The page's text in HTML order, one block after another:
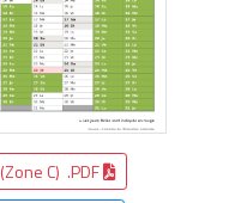
(Zone C) .PDF